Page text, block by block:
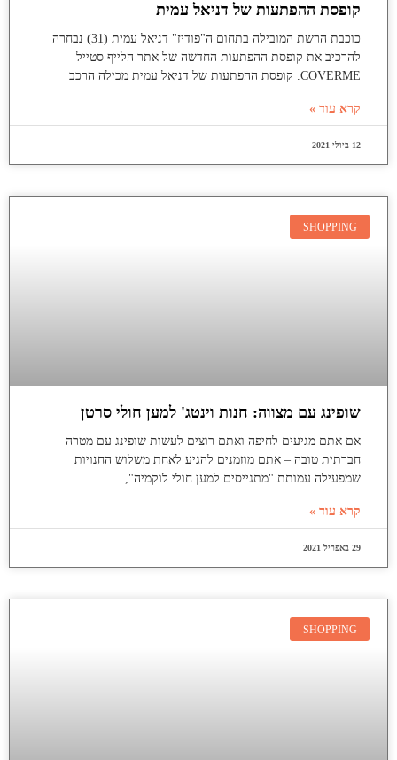
קופסת ההפתעות של דניאל עמית
כוכבת הרשת המובילה בתחום ה"פודיז" דניאל עמית (31) נבחרה
להרכיב את קופסת ההפתעות החדשה של אתר הלייף סטייל
COVERME. קופסת ההפתעות של דניאל עמית מכילה הרכב
קרא עוד »
12 ביולי 2021
SHOPPING
שופינג עם מצווה: חנות וינטג' למען חולי סרטן
אם אתם מגיעים לחיפה ואתם רוצים לעשות שופינג עם מטרה
חברתית טובה – אתם מוזמנים להגיע לאחת משלוש החנויות
שמפעילה עמותת "מתגייסים למען חולי לוקמיה",
קרא עוד »
29 באפריל 2021
SHOPPING